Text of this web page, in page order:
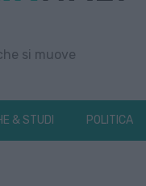
si muove
& STUDI POLITICA